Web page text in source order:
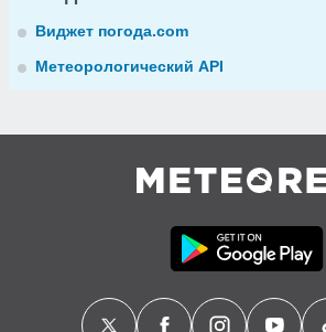
Виджет погода.com
Метеорологический API